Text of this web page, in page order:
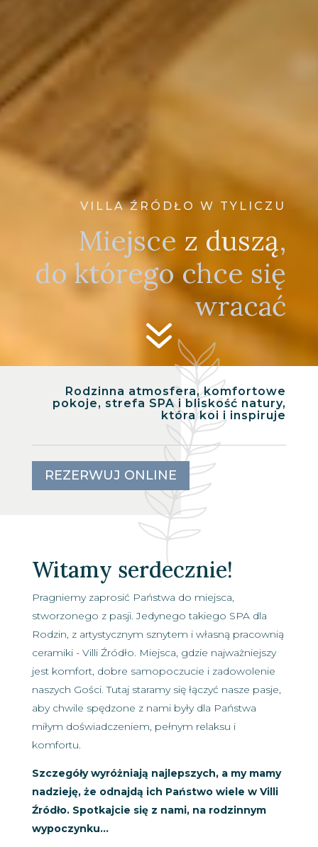
7
VILLA ŹRÓDŁO W TYLICZU
Miejsce z duszą,
do którego chce się
wracać
Rodzinna atmosfera, komfortowe
pokoje, strefa SPA i bliskość natury,
która koi i inspiruje
REZERWUJ ONLINE
Witamy serdecznie!
Pragniemy zaprosić Państwa do miejsca,
stworzonego z pasji. Jedynego takiego SPA dla
Rodzin, z artystycznym sznytem i własną pracownią
ceramiki - Villi Źródło. Miejsca, gdzie najważniejszy
jest komfort, dobre samopoczucie i zadowolenie
naszych Gości. Tutaj staramy się łączyć nasze pasje,
aby chwile spędzone z nami były dla Państwa
miłym doświadczeniem, pełnym relaksu i
komfortu.
Szczegóły wyróżniają najlepszych, a my mamy
nadzieję, że odnajdą ich Państwo wiele w Villi
Źródło. Spotkajcie się z nami, na rodzinnym
wypoczynku...